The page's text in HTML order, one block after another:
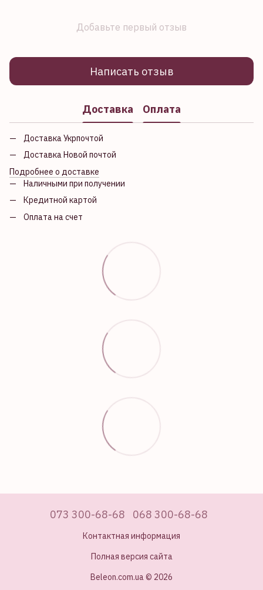
Добавьте первый отзыв
Написать отзыв
Доставка Оплата
Доставка Укрпочтой
Доставка Новой почтой
Подробнее о доставке
Наличными при получении
Кредитной картой
Оплата на счет
073 300-68-68 068 300-68-68
Контактная информация
Полная версия сайта
Beleon.com.ua © 2026